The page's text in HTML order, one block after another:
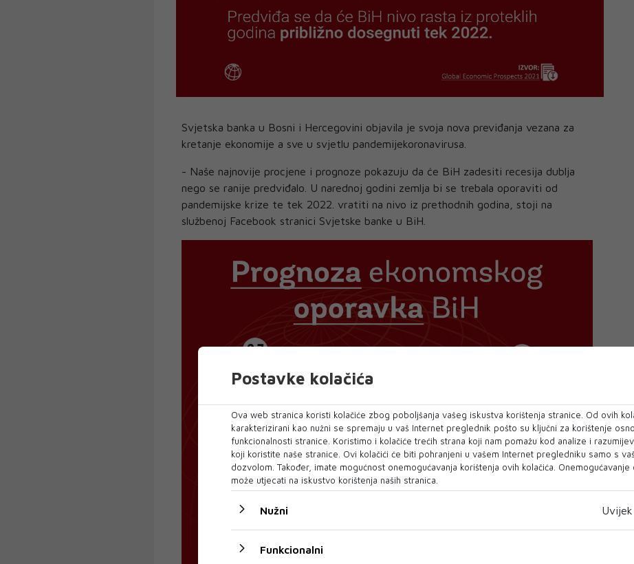
Svjetska banka u Bosni i Hercegovini objavila je svoja nova previđanja vezana za
kretanje ekonomije a sve u svjetlu pandemijekoronavirusa.
- Naše najnovije procjene i prognoze pokazuju da će BiH zadesiti recesija dublja
nego se ranije predviđalo. U narednoj godini zemlja bi se trebala oporaviti od
pandemijske krize te tek 2022. vratiti na nivo iz prethodnih godina, stoji na
službenoj Facebook stranici Svjetske banke u BiH.
Postavke kolačića
Ova web stranica koristi kolačiće zbog poboljšanja vašeg iskustva korištenja stranice. Od ovih
karakterizirani kao nužni se spremaju u vaš Internet preglednik pošto su ključni za korištenje
funkcionalnosti stranice. Koristimo i kolačiće trećih strana koji nam pomažu kod analize i
koji koristite naše stranice. Ovi kolačići će biti pohranjeni u vašem Internet pregledniku samo s
dozvolom. Također, imate mogućnost onemogućavanja korištenja ovih kolačića. Onemogućavanje
može utjecati na iskustvo korištenja naših stranica.
Nužni
Funkcionalni